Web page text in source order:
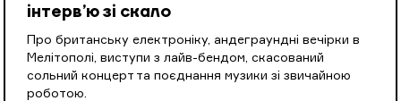
інтерв’ю зі скало
Про британську електроніку, андеграундні вечірки в
Мелітополі, виступи з лайв-бендом, скасований
сольний концерт та поєднання музики зі звичайною
роботою.